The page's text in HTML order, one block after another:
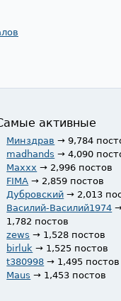
активные
Минздрав → 9,784
madhands → 4,090
Maxxx → 2,996 постов
FIMA → 2,859 постов
Дубровский → 2,013
Василий-Василий1974
1,782 постов
zews → 1,528 постов
birluk → 1,525 постов
t380998 → 1,495 постов
Maus → 1,453 постов